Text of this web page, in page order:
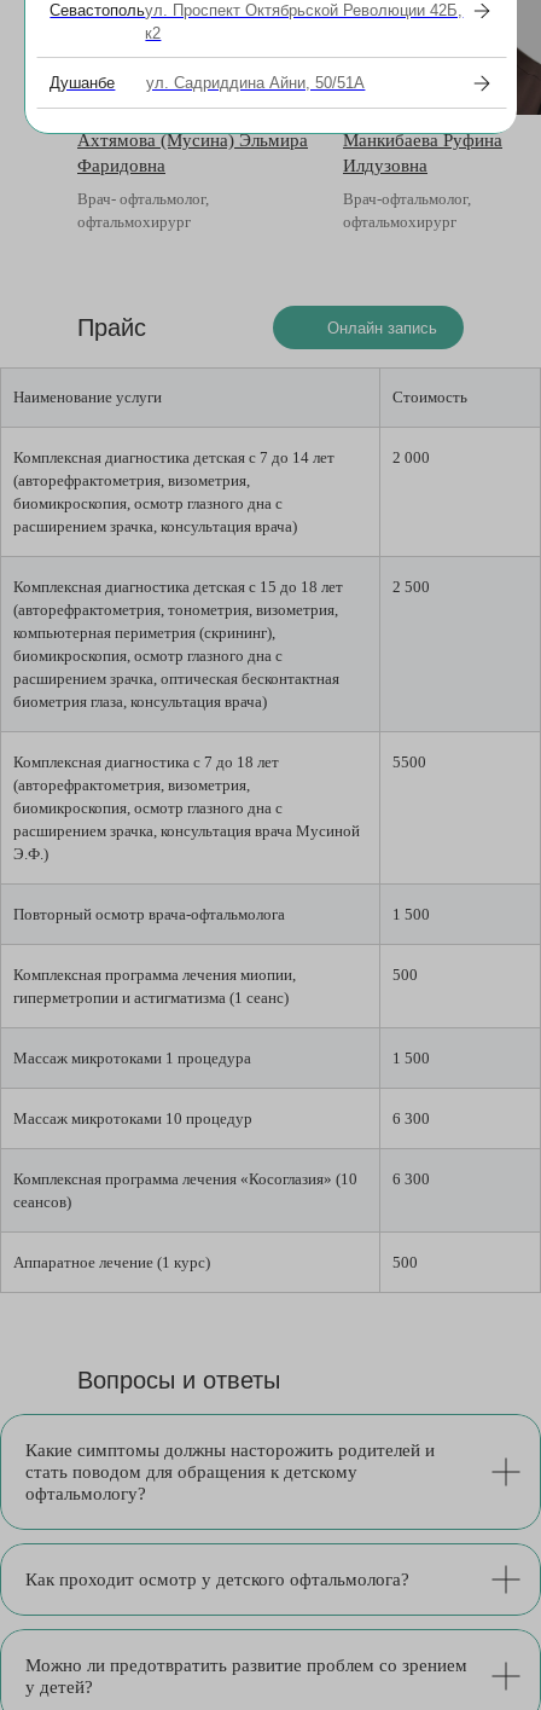
Ахтямова (Мусина) Эльмира
Фаридовна
Врач- офтальмолог,
офтальмохирург
Манкибаева Руфина
Илдузовна
Врач-офтальмолог,
офтальмохирург
Прайс Онлайн запись
Наименование услуги Стоимость
Комплексная диагностика детская c 7 до 14 лет
(авторефрактометрия, визометрия,
биомикроскопия, осмотр глазного дна с
расширением зрачка, консультация врача)
2 000
Комплексная диагностика детская с 15 до 18 лет
(авторефрактометрия, тонометрия, визометрия,
компьютерная периметрия (скрининг),
биомикроскопия, осмотр глазного дна с
расширением зрачка, оптическая бесконтактная
биометрия глаза, консультация врача)
2 500
Комплексная диагностика с 7 до 18 лет
(авторефрактометрия, визометрия,
биомикроскопия, осмотр глазного дна с
расширением зрачка, консультация врача Мусиной
Э.Ф.)
5500
Повторный осмотр врача-офтальмолога 1 500
Комплексная программа лечения миопии,
гиперметропии и астигматизма (1 сеанс)
500
Массаж микротоками 1 процедура 1 500
Массаж микротоками 10 процедур 6 300
Комплексная программа лечения «Косоглазия» (10
сеансов)
6 300
Аппаратное лечение (1 курс) 500
Вопросы и ответы
Какие симптомы должны насторожить родителей и
стать поводом для обращения к детскому
офтальмологу?
Как проходит осмотр у детского офтальмолога?
Можно ли предотвратить развитие проблем со зрением
у детей?
Севастопольул. Проспект Октябрьской Революции 42Б,
к2
Душанбе ул. Садриддина Айни, 50/51А